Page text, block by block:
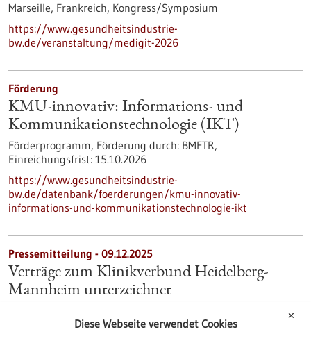
Marseille, Frankreich, Kongress/Symposium
https://www.gesundheitsindustrie-
bw.de/veranstaltung/medigit-2026
Förderung
KMU-innovativ: Informations- und
Kommunikationstechnologie (IKT)
Förderprogramm, Förderung durch: BMFTR,
Einreichungsfrist: 15.10.2026
https://www.gesundheitsindustrie-
bw.de/datenbank/foerderungen/kmu-innovativ-
informations-und-kommunikationstechnologie-ikt
Pressemitteilung - 09.12.2025
Verträge zum Klinikverbund Heidelberg-
Mannheim unterzeichnet
Universitätsklinika Heidelberg und Mannheim kann zum 1.
✕
Diese Webseite verwendet Cookies